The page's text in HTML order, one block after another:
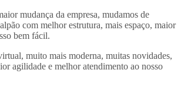
mudança da empresa, mudamos de
com melhor estrutura, mais espaço, maior
bem fácil.
muito mais moderna, muitas novidades,
agilidade e melhor atendimento ao nosso